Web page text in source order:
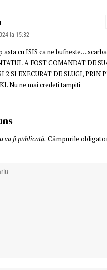
la 15:32
asta cu ISIS ca ne
A FOST COMANDAT DE
2 SI EXECURAT DE SLUGI, PRIN
Nu ne mai credeti tampiti
va fi publicată. Câmpurile